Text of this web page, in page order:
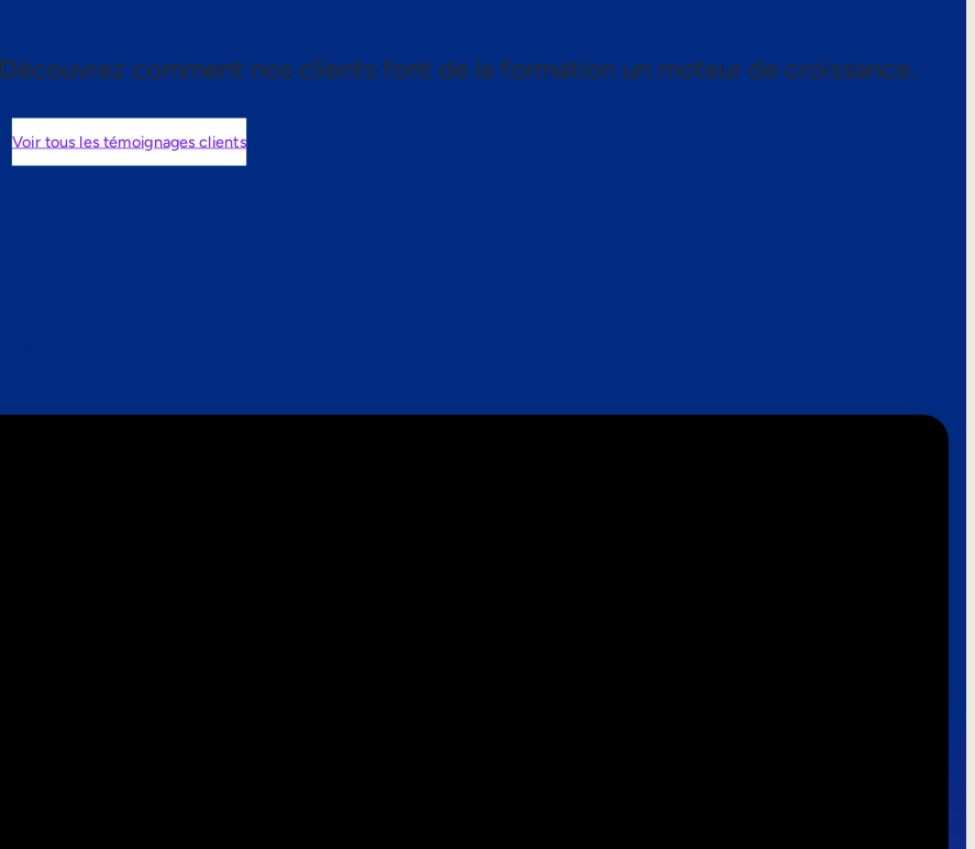
Découvrez comment nos clients font de la formation un moteur de croissance.
Voir tous les témoignages clients